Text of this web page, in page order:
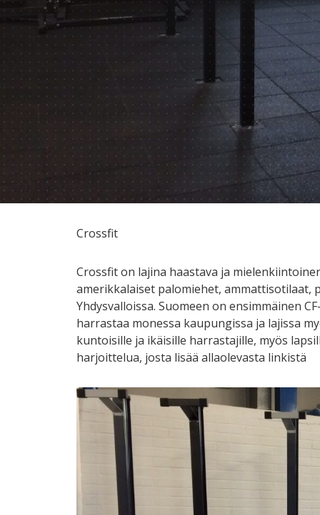
Crossfit
Crossfit on lajina haastava ja
amerikkalaiset palomiehet, ammattisotilaat,
Yhdysvalloissa. Suomeen on ensimmäinen
harrastaa monessa kaupungissa ja lajissa
kuntoisille ja ikäisille harrastajille, myös
harjoittelua, josta lisää allaolevasta linkistä